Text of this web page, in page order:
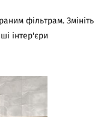
фільтрам. Змініть
інтер'єри